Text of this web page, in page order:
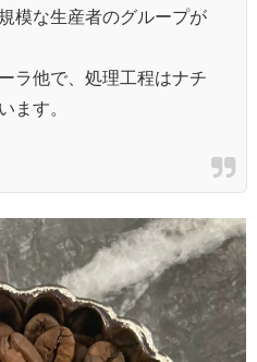
模な生産者のグループが
ラ他で、処理工程はナチ
ます。